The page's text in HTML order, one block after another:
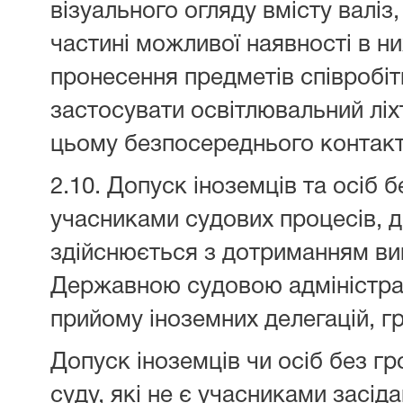
візуального огляду вмісту
частині можливої наявності в
пронесення предметів
застосувати освітлювальний
цьому безпосереднього
2.10. Допуск іноземців та осіб
учасниками судових процесів,
здійснюється з дотриманням
Державною судовою
прийому іноземних делегацій,
Допуск іноземців чи осіб без
суду, які не є учасниками